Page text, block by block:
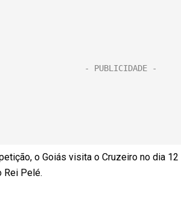
o Goiás visita o Cruzeiro no dia
Rei Pelé.